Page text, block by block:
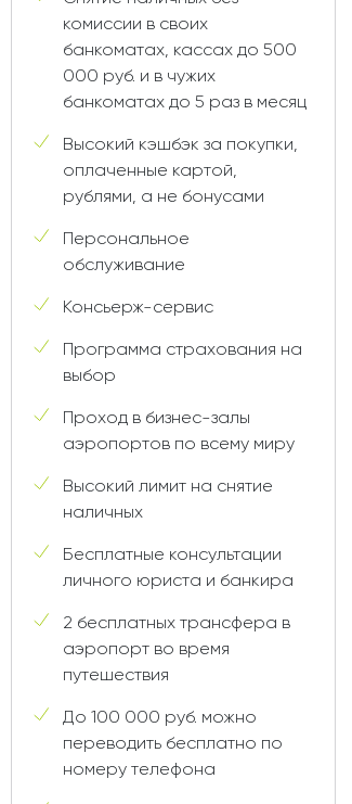
комиссии в своих
банкоматах, кассах до 500
000 руб. и в чужих
банкоматах до 5 раз в месяц
Высокий кэшбэк за покупки,
оплаченные картой,
рублями, а не бонусами
Персональное
обслуживание
Консьерж-сервис
Программа страхования на
выбор
Проход в бизнес-залы
аэропортов по всему миру
Высокий лимит на снятие
наличных
Бесплатные консультации
личного юриста и банкира
2 бесплатных трансфера в
аэропорт во время
путешествия
До 100 000 руб. можно
переводить бесплатно по
номеру телефона